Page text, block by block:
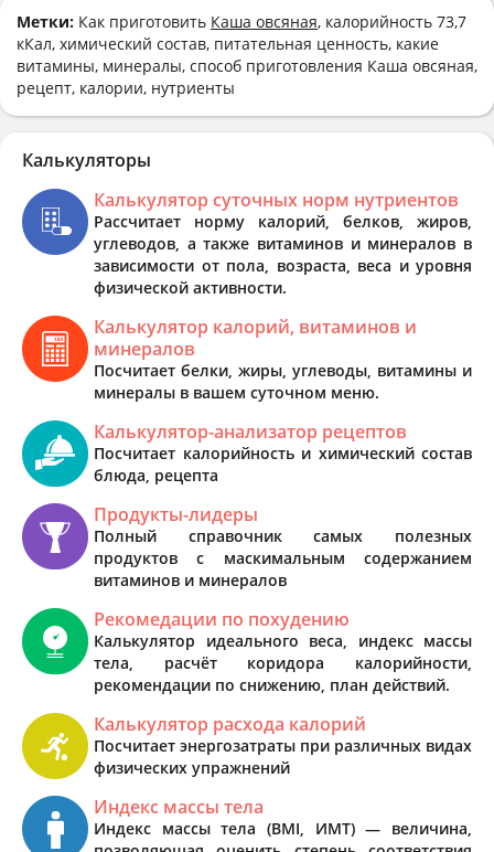
Метки: Как приготовить Каша овсяная, калорийность 73,7
кКал, химический состав, питательная ценность, какие
витамины, минералы, способ приготовления Каша овсяная,
рецепт, калории, нутриенты
Калькуляторы
Калькулятор суточных норм нутриентов
Рассчитает норму калорий, белков, жиров,
углеводов, а также витаминов и минералов в
зависимости от пола, возраста, веса и уровня
физической активности.
Калькулятор калорий, витаминов и
минералов
Посчитает белки, жиры, углеводы, витамины и
минералы в вашем суточном меню.
Калькулятор-анализатор рецептов
Посчитает калорийность и химический состав
блюда, рецепта
Продукты-лидеры
Полный справочник самых полезных
продуктов с маскимальным содержанием
витаминов и минералов
Рекомедации по похудению
Калькулятор идеального веса, индекс массы
тела, расчёт коридора калорийности,
рекомендации по снижению, план действий.
Калькулятор расхода калорий
Посчитает энергозатраты при различных видах
физических упражнений
Индекс массы тела
Индекс массы тела (BMI, ИМТ) — величина,